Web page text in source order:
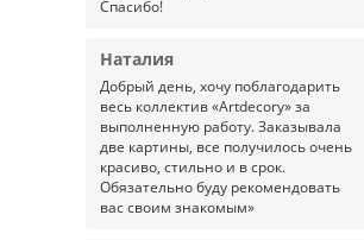
Спасибо!
Наталия
Добрый день, хочу поблагодарить
весь коллектив «Artdecory» за
выполненную работу. Заказывала
две картины, все получилось очень
красиво, стильно и в срок.
Обязательно буду рекомендовать
вас своим знакомым»